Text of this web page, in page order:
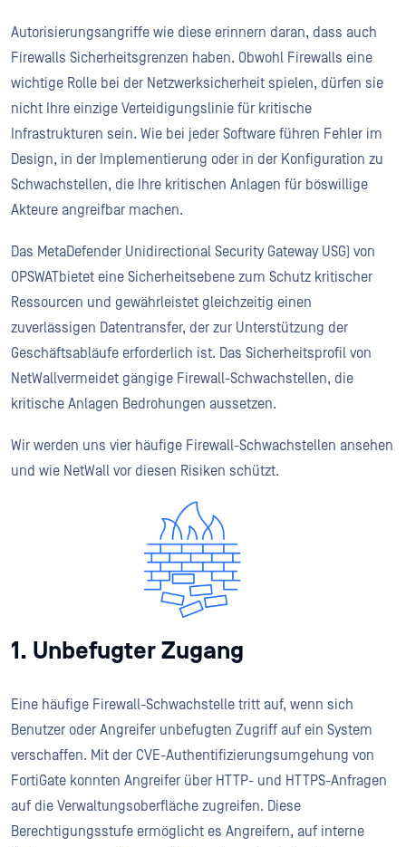
Autorisierungsangriffe wie diese erinnern daran, dass auch
Firewalls Sicherheitsgrenzen haben. Obwohl Firewalls eine
wichtige Rolle bei der Netzwerksicherheit spielen, dürfen sie
nicht Ihre einzige Verteidigungslinie für kritische
Infrastrukturen sein. Wie bei jeder Software führen Fehler im
Design, in der Implementierung oder in der Konfiguration zu
Schwachstellen, die Ihre kritischen Anlagen für böswillige
Akteure angreifbar machen.
Das MetaDefender Unidirectional Security Gateway USG) von
OPSWATbietet eine Sicherheitsebene zum Schutz kritischer
Ressourcen und gewährleistet gleichzeitig einen
zuverlässigen Datentransfer, der zur Unterstützung der
Geschäftsabläufe erforderlich ist. Das Sicherheitsprofil von
NetWallvermeidet gängige Firewall-Schwachstellen, die
kritische Anlagen Bedrohungen aussetzen.
Wir werden uns vier häufige Firewall-Schwachstellen ansehen
und wie NetWall vor diesen Risiken schützt.
1. Unbefugter Zugang
Eine häufige Firewall-Schwachstelle tritt auf, wenn sich
Benutzer oder Angreifer unbefugten Zugriff auf ein System
verschaffen. Mit der CVE-Authentifizierungsumgehung von
FortiGate konnten Angreifer über HTTP- und HTTPS-Anfragen
auf die Verwaltungsoberfläche zugreifen. Diese
Berechtigungsstufe ermöglicht es Angreifern, auf interne